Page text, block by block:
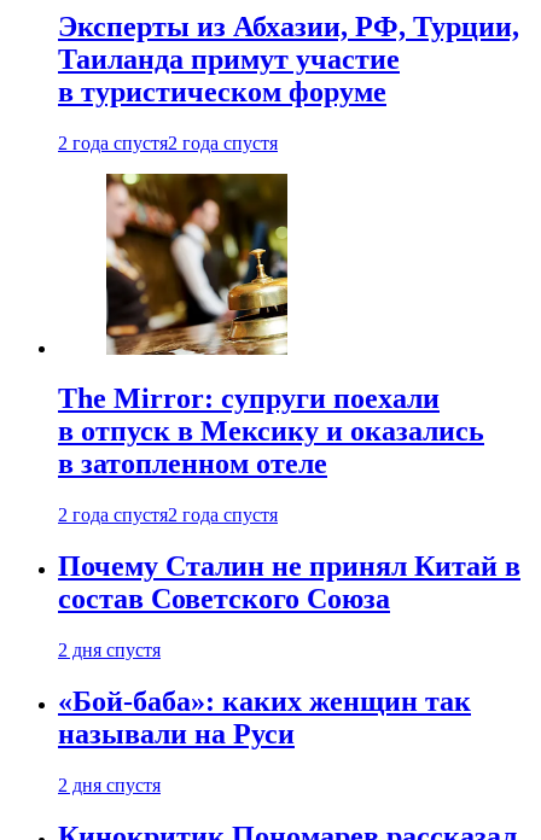
Эксперты из Абхазии, РФ, Турции,
Таиланда примут участие
в туристическом форуме
2 года спустя2 года спустя
The Mirror: супруги поехали
в отпуск в Мексику и оказались
в затопленном отеле
2 года спустя2 года спустя
Почему Сталин не принял Китай в
состав Советского Союза
2 дня спустя
«Бой-баба»: каких женщин так
называли на Руси
2 дня спустя